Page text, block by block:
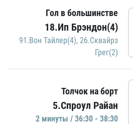
Гол в большинстве
18.Ип Брэндон(4)
91.Вон Тайлер(4), 26.Сквайрз
Грег(2)
Толчок на борт
5.Спроул Райан
2 минуты / 36:30 - 38:30